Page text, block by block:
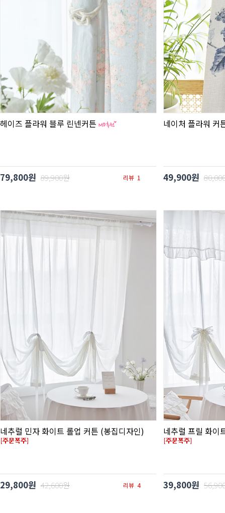
헤이즈 플라워 블루 린넨커튼
79,800원 89,900원 리뷰 1
네이처 플라워 커
49,900원
네추럴 민자 화이트 롤업 커튼 (봉집디자인)
29,800원 42,600원 리뷰 4
네추럴 프릴 화이
39,800원